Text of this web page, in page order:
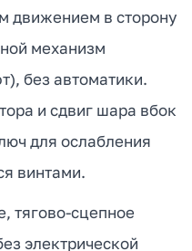
движением в сторону
механизм
без автоматики.
и сдвиг шара вбок
для ослабления
винтами.
тягово-сцепное
электрической